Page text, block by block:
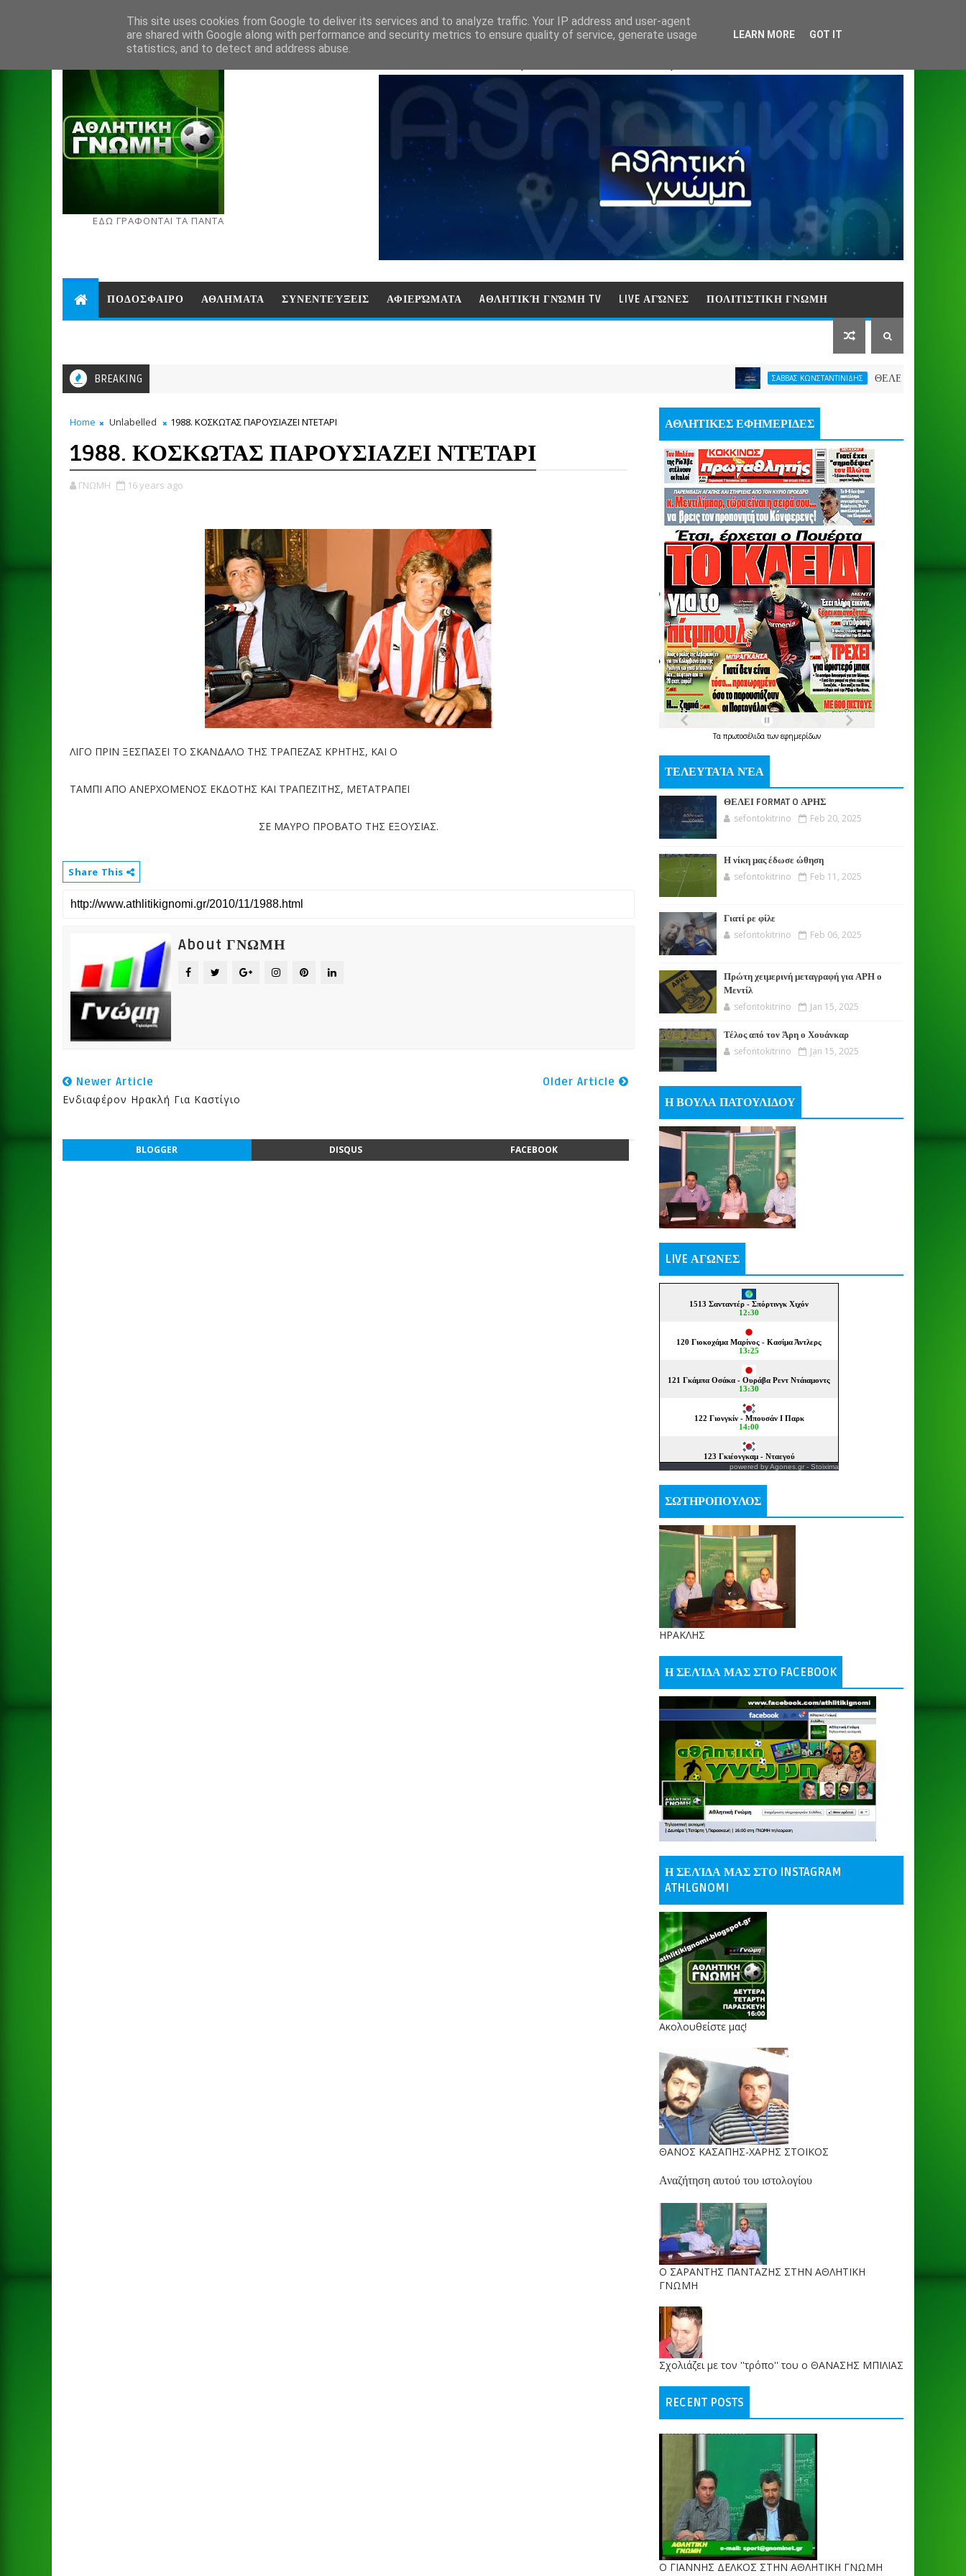
ΕΔΩ ΓΡΑΦΟΝΤΑΙ ΤΑ ΠΑΝΤΑ
ΠΟΔΟΣΦΑΙΡΟ ΑΘΛΗΜΑΤΑ ΣΥΝΕΝΤΕΎΞΕΙΣ ΑΦΙΕΡΏΜΑΤΑ AΘΛΗΤΙΚΉ ΓΝΏΜΗ TV LIVE ΑΓΏΝΕΣ ΠΟΛΙΤΙΣΤΙΚΗ ΓΝΩΜΗ
BREAKING ΣΑΒΒΑΣ ΚΩΝΣΤΑΝΤΙΝΙΔΗΣ ΘΕΛΕΙ FORMAT O ΑΡΗΣ
Home Unlabelled 1988. ΚΟΣΚΩΤΑΣ ΠΑΡΟΥΣΙΑΖΕΙ ΝΤΕΤΑΡΙ
1988. ΚΟΣΚΩΤΑΣ ΠΑΡΟΥΣΙΑΖΕΙ ΝΤΕΤΑΡΙ
ΓΝΩΜΗ 16 years ago
ΛΙΓΟ ΠΡΙΝ ΞΕΣΠΑΣΕΙ ΤΟ ΣΚΑΝΔΑΛΟ ΤΗΣ ΤΡΑΠΕΖΑΣ ΚΡΗΤΗΣ, ΚΑΙ Ο
ΤΑΜΠΙ ΑΠΟ ΑΝΕΡΧΟΜΕΝΟΣ ΕΚΔΟΤΗΣ ΚΑΙ ΤΡΑΠΕΖΙΤΗΣ, ΜΕΤΑΤΡΑΠΕΙ
ΣΕ ΜΑΥΡΟ ΠΡΟΒΑΤΟ ΤΗΣ ΕΞΟΥΣΙΑΣ.
Share This
About ΓΝΩΜΗ
Newer Article
Ενδιαφέρον Ηρακλή Για Καστίγιο
Older Article
BLOGGER DISQUS FACEBOOK
ΑΘΛΗΤΙΚΕΣ ΕΦΗΜΕΡΙΔΕΣ
Τα πρωτοσέλιδατων εφημερίδων
ΤΕΛΕΥΤΑΊΑ ΝΈΑ
ΘΕΛΕΙ FORMAT O ΑΡΗΣ
sefontokitrino Feb 20, 2025
Η νίκη μας έδωσε ώθηση
sefontokitrino Feb 11, 2025
Γιατί ρε φίλε
sefontokitrino Feb 06, 2025
Πρώτη χειμερινή μεταγραφή για ΑΡΗ ο
Μεντίλ
sefontokitrino Jan 15, 2025
Τέλος από τον Άρη ο Χουάνκαρ
sefontokitrino Jan 15, 2025
Η ΒΟΥΛΑ ΠΑΤΟΥΛΙΔΟΥ
LIVE ΑΓΩΝΕΣ
powered byAgones.gr - Stoixima
ΣΩΤΗΡΟΠΟΥΛΟΣ
ΗΡΑΚΛΗΣ
Η ΣΕΛΊΔΑ ΜΑΣ ΣΤΟ FACEBOOK
Η ΣΕΛΊΔΑ ΜΑΣ ΣΤΟ INSTAGRAM
ATHLGNOMI
Ακολουθείστε μας!
ΘΑΝΟΣ ΚΑΣΑΠΗΣ-ΧΑΡΗΣ ΣΤΟΙΚΟΣ
Αναζήτηση αυτού του ιστολογίου
O ΣΑΡΑΝΤΗΣ ΠΑΝΤΑΖΗΣ ΣΤΗΝ ΑΘΛΗΤΙΚΗ
ΓΝΩΜΗ
Σχολιάζει με τον ''τρόπο'' του ο ΘΑΝΑΣΗΣ ΜΠΙΛΙΑΣ
RECENT POSTS
Ο ΓΙΑΝΝΗΣ ΔΕΛΚΟΣ ΣΤΗΝ ΑΘΛΗΤΙΚΗ ΓΝΩΜΗ
This site uses cookies from Google to deliver its services and to analyze traffic. Your IP address and user-agent
are shared with Google along with performance and security metrics to ensure quality of service, generate usage
statistics, and to detect and address abuse.
LEARN MORE GOT IT